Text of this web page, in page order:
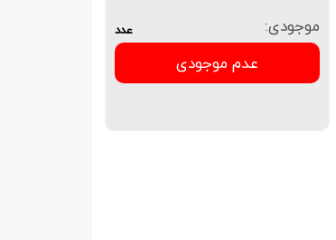
موجودی: عدد
عدم موجودی